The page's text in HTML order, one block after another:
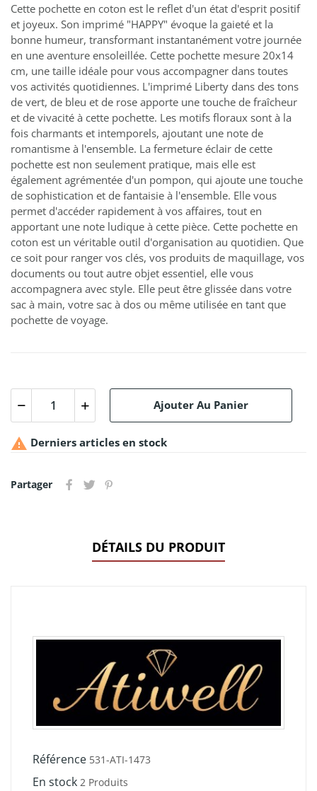
Cette pochette en coton est le reflet d'un état d'esprit positif
et joyeux. Son imprimé "HAPPY" évoque la gaieté et la
bonne humeur, transformant instantanément votre journée
en une aventure ensoleillée. Cette pochette mesure 20x14
cm, une taille idéale pour vous accompagner dans toutes
vos activités quotidiennes. L'imprimé Liberty dans des tons
de vert, de bleu et de rose apporte une touche de fraîcheur
et de vivacité à cette pochette. Les motifs floraux sont à la
fois charmants et intemporels, ajoutant une note de
romantisme à l'ensemble. La fermeture éclair de cette
pochette est non seulement pratique, mais elle est
également agrémentée d'un pompon, qui ajoute une touche
de sophistication et de fantaisie à l'ensemble. Elle vous
permet d'accéder rapidement à vos affaires, tout en
apportant une note ludique à cette pièce. Cette pochette en
coton est un véritable outil d'organisation au quotidien. Que
ce soit pour ranger vos clés, vos produits de maquillage, vos
documents ou tout autre objet essentiel, elle vous
accompagnera avec style. Elle peut être glissée dans votre
sac à main, votre sac à dos ou même utilisée en tant que
pochette de voyage.
Ajouter Au Panier
 Derniers articles en stock
Partager
DÉTAILS DU PRODUIT
Référence 531-ATI-1473
En stock 2 Produits